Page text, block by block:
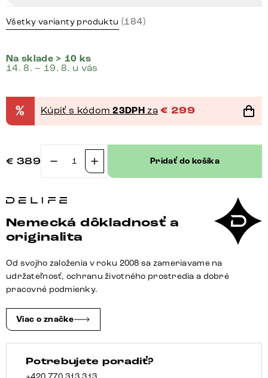
Všetky varianty produktu (184)
Na sklade > 10 ks
14. 8. – 19. 8. u vás
% Kúpiť s kódom23DPH za € 299
€ 389
množstvo
jedálenská
Clea-
Flex
šenilka
olivová
krížová
široká
grafitová
360°
otočná
Pridať do košíka
Nemecká dôkladnosť a
originalita
Od svojho založenia v roku 2008 sa zameriavame na
udržateľnosť, ochranu životného prostredia a dobré
pracovné podmienky.
Viac o značke
Potrebujete poradiť?